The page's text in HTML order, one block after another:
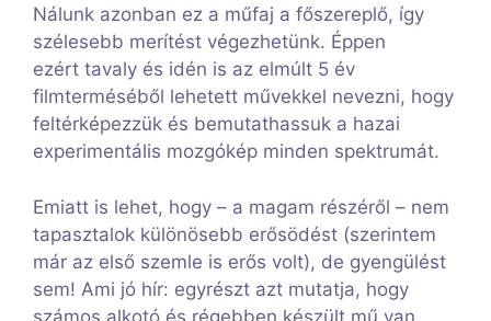
Nálunk azonban ez a műfaj a főszereplő, így
szélesebb merítést végezhetünk. Éppen
ezért tavaly és idén is az elmúlt 5 év
filmterméséből lehetett művekkel nevezni, hogy
feltérképezzük és bemutathassuk a hazai
experimentális mozgókép minden spektrumát.
Emiatt is lehet, hogy – a magam részéről – nem
tapasztalok különösebb erősödést (szerintem
már az első szemle is erős volt), de gyengülést
sem! Ami jó hír: egyrészt azt mutatja, hogy
számos alkotó és régebben készült mű van